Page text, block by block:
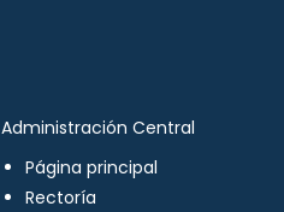
Administración Central
Página principal
Rectoría